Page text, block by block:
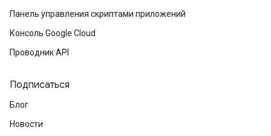
Панель управления скриптами приложений
Консоль Google Cloud
Проводник API
Подписаться
Блог
Новости